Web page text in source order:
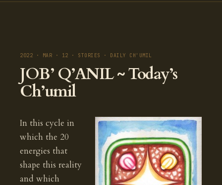
2022 · MAR · 12 · STORIES · DAILY CH'UMIL
JOB’ Q’ANIL ~ Today’s
Ch’umil
In this cycle in
which the 20
energies that
shape this reality
and which